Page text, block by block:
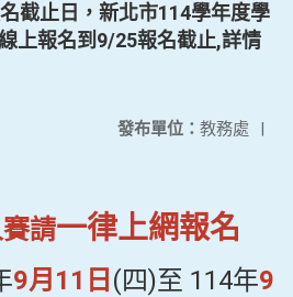
截止日，新北市114學年度學
上報名到9/25報名截止,詳情
發布單位： 教務處 |
請一律上網報名
9月11日 (四)至 114年9